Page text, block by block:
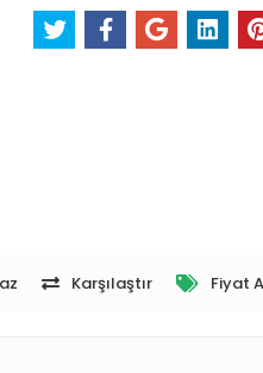
Karşılaştır Fiyat